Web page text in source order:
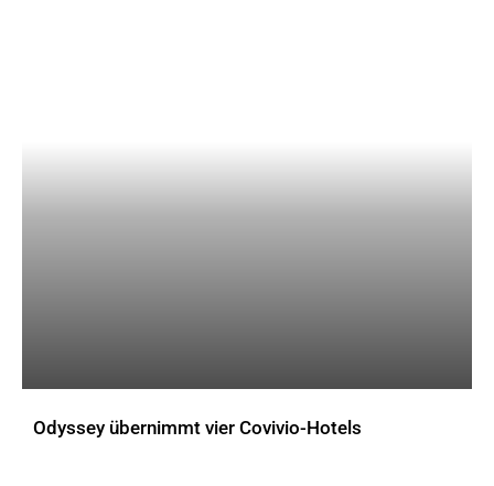
Odyssey übernimmt vier Covivio-Hotels